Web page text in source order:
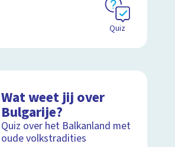
Quiz
Wat weet jij over
Bulgarije?
Quiz over het Balkanland met
oude volkstradities